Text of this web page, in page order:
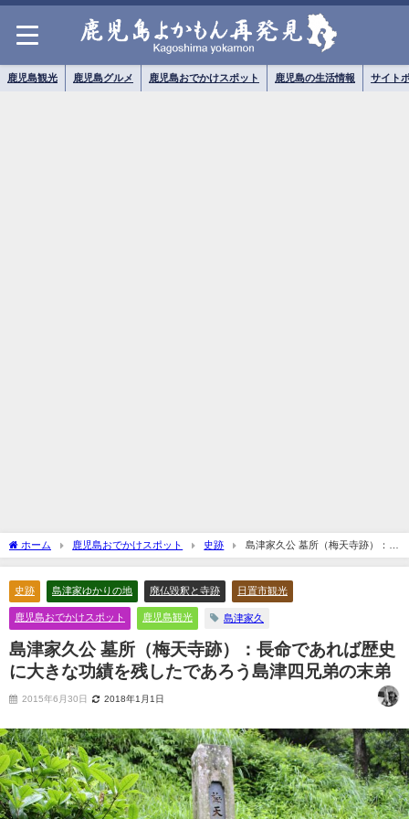
鹿児島観光 鹿児島グルメ 鹿児島おでかけスポット 鹿児島の生活情報 サイト
ホーム 鹿児島おでかけスポット 史跡
島津家久公 墓所（梅天寺跡）：長
命であれば歴史に大きな功績を残したであろう島津四兄弟の末弟
史跡 島津家ゆかりの地 廃仏毀釈と寺跡 日置市観光
鹿児島おでかけスポット 鹿児島観光 島津家久
島津家久公 墓所（梅天寺跡）：長命であれば歴史
に大きな功績を残したであろう島津四兄弟の末弟
2015年6月30日 2018年1月1日